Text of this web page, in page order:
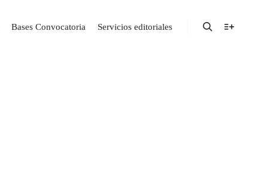
Bases Convocatoria Servicios editoriales